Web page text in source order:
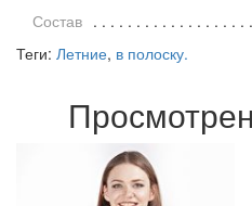
Состав
Теги: Летние, в полоску.